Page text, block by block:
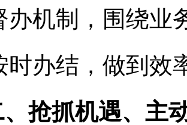
办机制，围绕业
时办结，做到效
抢抓机遇、主